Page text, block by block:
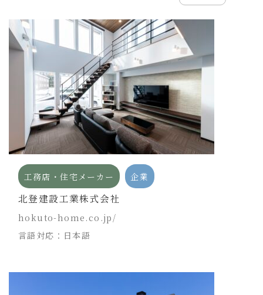
工務店・住宅メーカー 企業
北登建設工業株式会社
hokuto-home.co.jp/
言語対応：日本語